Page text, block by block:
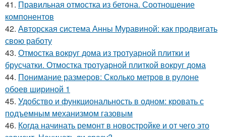
41. Правильная отмостка из бетона. Соотношение
компонентов
42. Авторская система Анны Муравиной: как продвигать
свою работу
43. Отмостка вокруг дома из тротуарной плитки и
брусчатки. Отмостка тротуарной плиткой вокруг дома
44. Понимание размеров: Сколько метров в рулоне
обоев шириной 1
45. Удобство и функциональность в одном: кровать с
подъемным механизмом газовым
46. Когда начинать ремонт в новостройке и от чего это